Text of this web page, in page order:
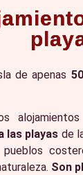
de apenas
las playas de
pueblos
Son